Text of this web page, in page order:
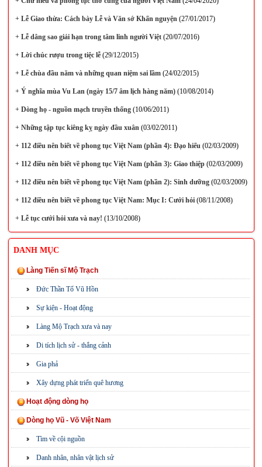
+Lễ Giao thừa: Cách bày Lễ và Văn sớ Khấn nguyện(27/01/2017)
+Lễ dâng sao giải hạn trong tâm linh người Việt(20/07/2016)
+Lời chúc rượu trong tiệc lễ(29/12/2015)
+Lễ chùa đầu năm và những quan niệm sai lầm(24/02/2015)
+Ý nghĩa mùa Vu Lan (ngày 15/7 âm lịch hàng năm)(10/08/2014)
+Dòng họ - nguồn mạch truyền thống(10/06/2011)
+Những tập tục kiêng kỵ ngày đầu xuân(03/02/2011)
+112 điều nên biết về phong tục Việt Nam (phần 4): Đạo hiếu(02/03/2009)
+112 điều nên biết về phong tục Việt Nam (phần 3): Giao thiệp(02/03/2009)
+112 điều nên biết về phong tục Việt Nam (phần 2): Sinh dưỡng(02/03/2009)
+112 điều nên biết về phong tục Việt Nam: Mục I: Cưới hỏi(08/11/2008)
+Lễ tục cưới hỏi xưa và nay! (13/10/2008)
DANH MỤC
Làng Tiến sĩ Mộ Trạch
Đức Thần Tổ Vũ Hồn
Sự kiện - Hoạt động
Làng Mộ Trạch xưa và nay
Di tích lịch sử - thắng cảnh
Gia phả
Xây dựng phát triển quê hương
Hoạt động dòng họ
Dòng họ Vũ - Võ Việt Nam
Tìm về cội nguồn
Danh nhân, nhân vật lịch sử